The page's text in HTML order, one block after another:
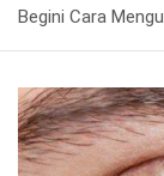
Begini Cara